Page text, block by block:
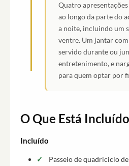
Quatro
ao longo da parte do
a noite, incluindo um
ventre. Um jantar
servido durante ou
entretenimento, e
para quem optar por
O Que Está Incluído
Incluído
Passeio de quadriciclo